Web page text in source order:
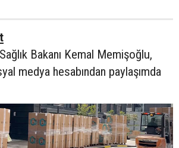
Sağlık Bakanı Kemal Memişoğlu,
medya hesabından paylaşımda